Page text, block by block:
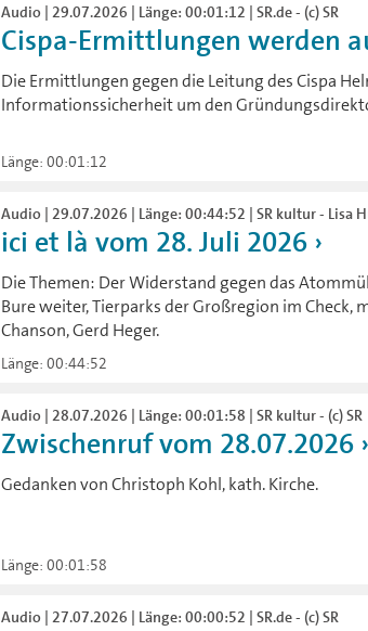
Audio | 29.07.2026 | Länge: 00:01:12 | SR.de - (c) SR
Cispa-Ermittlungen werden
Die Ermittlungen gegen die Leitung des Cispa
Informationssicherheit um den
Länge: 00:01:12
Audio | 29.07.2026 | Länge: 00:44:52 | SR kultur - Lisa
ici et là vom 28. Juli 2026
Die Themen: Der Widerstand gegen das
Bure weiter, Tierparks der Großregion im Check,
Chanson, Gerd Heger.
Länge: 00:44:52
Audio | 28.07.2026 | Länge: 00:01:58 | SR kultur - (c) SR
Zwischenruf vom 28.07.2026
Gedanken von Christoph Kohl, kath. Kirche.
Länge: 00:01:58
Audio | 27.07.2026 | Länge: 00:00:52 | SR.de - (c) SR